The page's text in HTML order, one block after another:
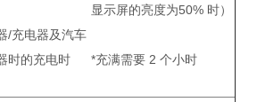
显示屏的亮度为50% 时）
/充电器及汽车
时的充电时
*充满需要 2 个小时